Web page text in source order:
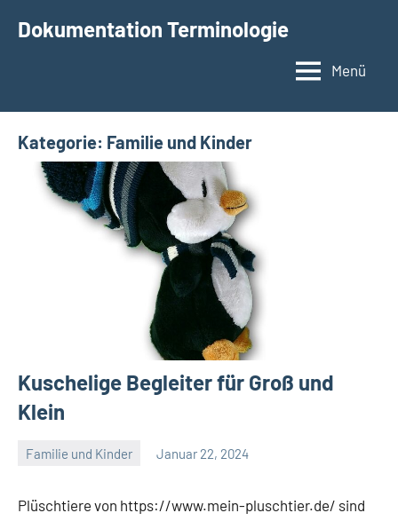
InhaltDokumentation Terminologie
Menü
Kategorie: Familie und Kinder
Kuschelige Begleiter für Groß und
Klein
Familie und Kinder Januar 22, 2024
Plüschtiere von https://www.mein-pluschtier.de/ sind